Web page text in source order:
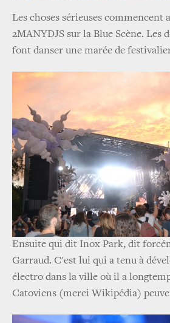
Les choses sérieuses commencent
2MANYDJS sur la Blue Scène. Les
font danser une marée de
Ensuite qui dit Inox Park, dit
Garraud. C'est lui qui a tenu à
électro dans la ville où il a
Catoviens (merci Wikipédia)